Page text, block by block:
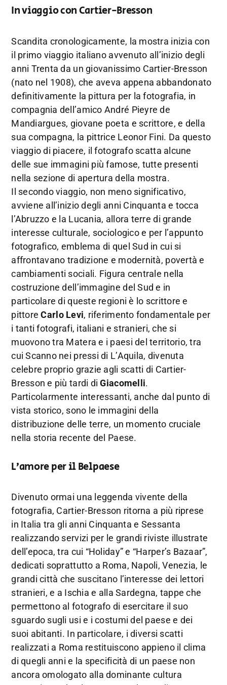
In viaggio con Cartier-Bresson
Scandita cronologicamente, la mostra inizia con
il primo viaggio italiano avvenuto all’inizio degli
anni Trenta da un giovanissimo Cartier-Bresson
(nato nel 1908), che aveva appena abbandonato
definitivamente la pittura per la fotografia, in
compagnia dell’amico André Pieyre de
Mandiargues, giovane poeta e scrittore, e della
sua compagna, la pittrice Leonor Fini. Da questo
viaggio di piacere, il fotografo scatta alcune
delle sue immagini più famose, tutte presenti
nella sezione di apertura della mostra.
Il secondo viaggio, non meno significativo,
avviene all’inizio degli anni Cinquanta e tocca
l’Abruzzo e la Lucania, allora terre di grande
interesse culturale, sociologico e per l’appunto
fotografico, emblema di quel Sud in cui si
affrontavano tradizione e modernità, povertà e
cambiamenti sociali. Figura centrale nella
costruzione dell’immagine del Sud e in
particolare di queste regioni è lo scrittore e
pittoreCarlo Levi, riferimento fondamentale per
i tanti fotografi, italiani e stranieri, che si
muovono tra Matera e i paesi del territorio, tra
cui Scanno nei pressi di L’Aquila, divenuta
celebre proprio grazie agli scatti di Cartier-
Bresson e più tardi diGiacomelli.
Particolarmente interessanti, anche dal punto di
vista storico, sono le immagini della
distribuzione delle terre, un momento cruciale
nella storia recente del Paese.
L’amore per il Belpaese
Divenuto ormai una leggenda vivente della
fotografia, Cartier-Bresson ritorna a più riprese
in Italia tra gli anni Cinquanta e Sessanta
realizzando servizi per le grandi riviste illustrate
dell’epoca, tra cui “Holiday” e “Harper’s Bazaar”,
dedicati soprattutto a Roma, Napoli, Venezia, le
grandi città che suscitano l’interesse dei lettori
stranieri, e a Ischia e alla Sardegna, tappe che
permettono al fotografo di esercitare il suo
sguardo sugli usi e i costumi del paese e dei
suoi abitanti. In particolare, i diversi scatti
realizzati a Roma restituiscono appieno il clima
di quegli anni e la specificità di un paese non
ancora omologato alla dominante cultura